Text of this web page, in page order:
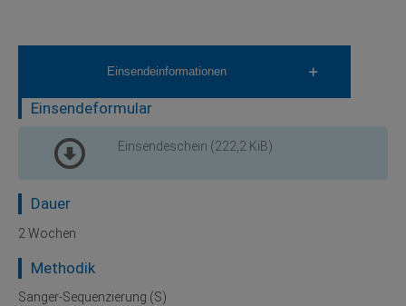
Einsendeinformationen
Einsendeformular
Einsendeschein (222,2 KiB)
Dauer
2 Wochen
Methodik
Sanger-Sequenzierung (S)